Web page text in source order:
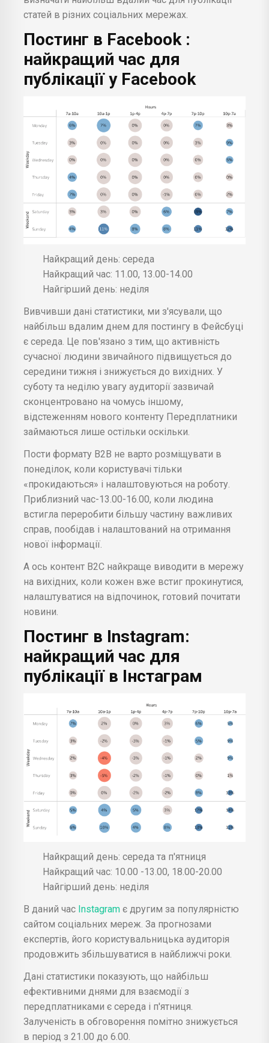
статей в різних соціальних мережах.
Постинг в Facebook :
найкращий час для
публікації у Facebook
Найкращий день: середа
Найкращий час: 11.00, 13.00-14.00
Найгірший день: неділя
Вивчивши дані статистики, ми з'ясували, що
найбільш вдалим днем для постингу в Фейсбуці
є середа. Це пов'язано з тим, що активність
сучасної людини звичайного підвищується до
середини тижня і знижується до вихідних. У
суботу та неділю увагу аудиторії зазвичай
сконцентровано на чомусь іншому,
відстеженням нового контенту Передплатники
займаються лише остільки оскільки.
Пости формату В2В не варто розміщувати в
понеділок, коли користувачі тільки
«прокидаються» і налаштовуються на роботу.
Приблизний час-13.00-16.00, коли людина
встигла переробити більшу частину важливих
справ, пообідав і налаштований на отримання
нової інформації.
А ось контент В2С найкраще виводити в мережу
на вихідних, коли кожен вже встиг прокинутися,
налаштуватися на відпочинок, готовий почитати
новини.
Постинг в Instagram:
найкращий час для
публікації в Інстаграм
Найкращий день: середа та п'ятниця
Найкращий час: 10.00 -13.00, 18.00-20.00
Найгірший день: неділя
В даний час Instagram є другим за популярністю
сайтом соціальних мереж. За прогнозами
експертів, його користувальницька аудиторія
продовжить збільшуватися в найближчі роки.
Дані статистики показують, що найбільш
ефективними днями для взаємодії з
передплатниками є середа і п'ятниця.
Залученість в обговорення помітно знижується
в період з 21.00 до 6.00.